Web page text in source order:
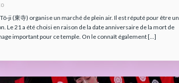
ji (東寺) organise un marché de plein air. Il est réputé pour être un
Le 21 a été choisi en raison de la date anniversaire de la mort de
important pour ce temple. On le connaît également [...]